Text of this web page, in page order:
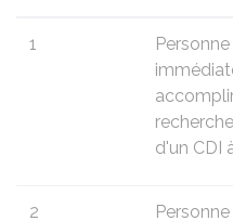
1
d'un CDI
2